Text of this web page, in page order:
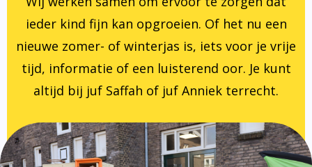
ieder kind fijn kan opgroeien. Of het nu een
nieuwe zomer- of winterjas is, iets voor je vrije
tijd, informatie of een luisterend oor. Je kunt
altijd bij juf Saffah of juf Anniek terrecht.